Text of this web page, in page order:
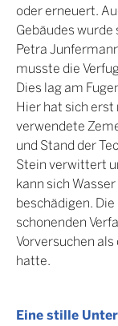
oder erneuert.
Gebäudes
Petra
musste die
Dies lag am
Hier hat sich
verwendete
und Stand der
Stein verwittert
kann sich
beschädigen.
schonenden
Vorversuchen
hatte.
Eine stille